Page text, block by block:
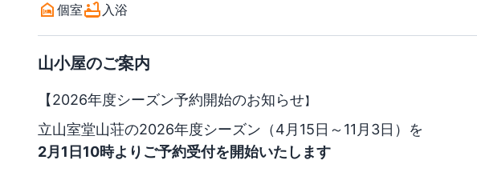
個室 入浴
山小屋のご案内
【2026年度シーズン予約開始のお知らせ】
立山室堂山荘の2026年度シーズン（4月15日～11月3日）を
2月1日10時よりご予約受付を開始いたします